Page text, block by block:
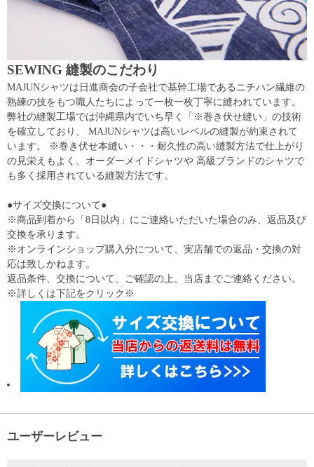
SEWING 縫製のこだわり
MAJUNシャツは日進商会の子会社で基幹工場であるニチハン繊維の
熟練の技をもつ職人たちによって一枚一枚丁寧に縫われています。
弊社の縫製工場では沖縄県内でいち早く「※巻き伏せ縫い」の技術
を確立しており、 MAJUNシャツは高いレベルの縫製が約束されて
います。 ※巻き伏せ本縫い・・・耐久性の高い縫製方法で仕上がり
の見栄えもよく、オーダーメイドシャツや 高級ブランドのシャツで
も多く採用されている縫製方法です。
●サイズ交換について●
※商品到着から「8日以内」にご連絡いただいた場合のみ、返品及び
交換を承ります。
※オンラインショップ購入分について、実店舗での返品・交換の対
応は致しかねます。
返品条件、交換について、ご確認の上、当店までご連絡ください。
※詳しくは下記をクリック※
ユーザーレビュー